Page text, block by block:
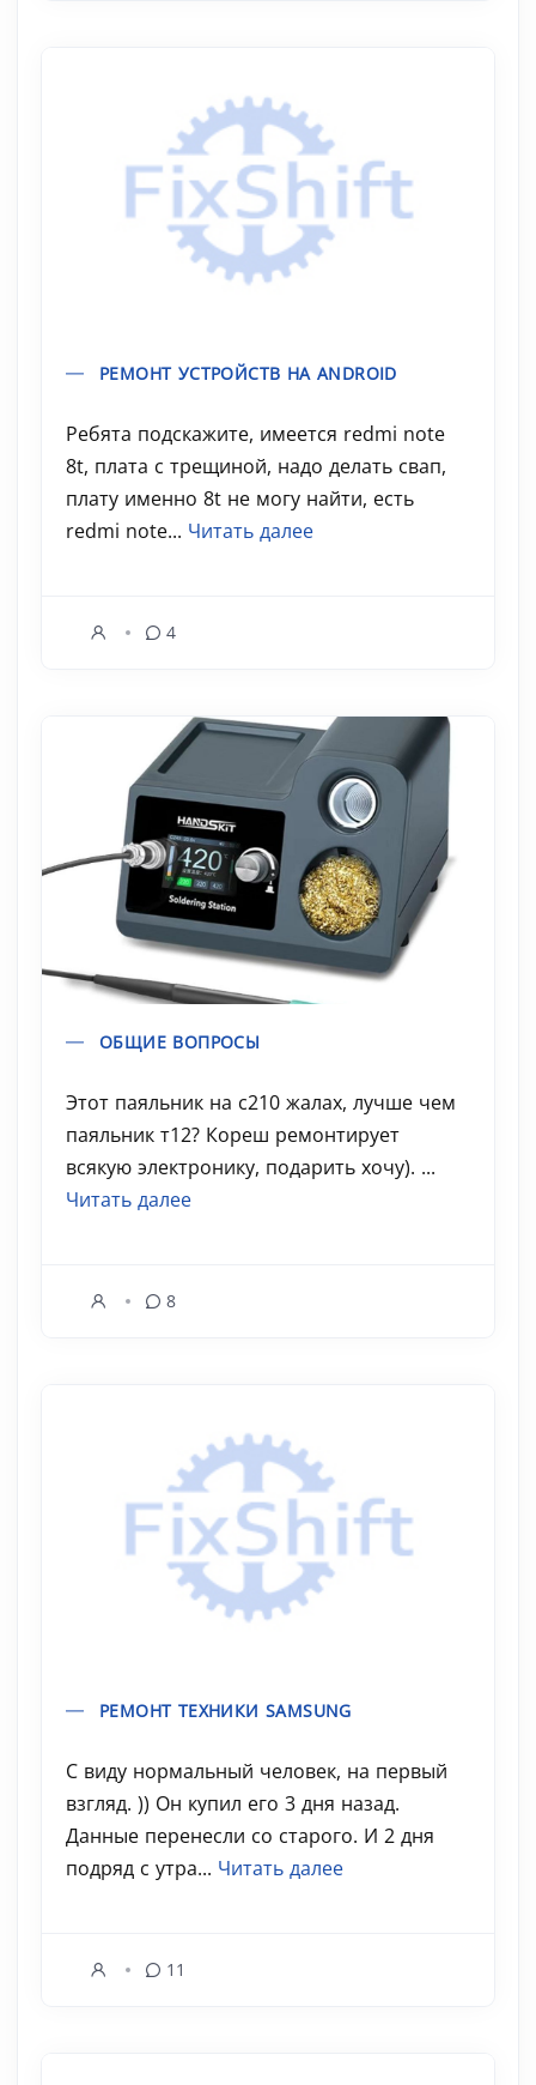
РЕМОНТ УСТРОЙСТВ НА ANDROID
Ребята подскажите, имеется redmi note
8t, плата с трещиной, надо делать свап,
плату именно 8t не могу найти, есть
redmi note... Читать далее
4
ОБЩИЕ ВОПРОСЫ
Этот паяльник на с210 жалах, лучше чем
паяльник т12? Кореш ремонтирует
всякую электронику, подарить хочу). ...
Читать далее
8
РЕМОНТ ТЕХНИКИ SAMSUNG
С виду нормальный человек, на первый
взгляд. )) Он купил его 3 дня назад.
Данные перенесли со старого. И 2 дня
подряд с утра... Читать далее
11